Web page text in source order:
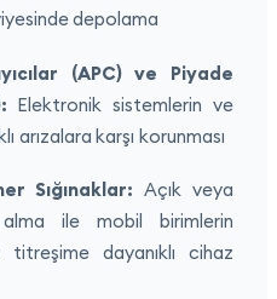
depolama
(APC) ve Piyade
Elektronik sistemlerin ve
arızalara karşı korunması
Sığınaklar: Açık veya
ile mobil birimlerin
dayanıklı cihaz